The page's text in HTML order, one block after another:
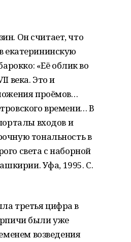
Он считает, что
екатерининскую
«Её облик во
века. Это и
проёмов…
времени… В
входов и
тональность в
света с наборной
Уфа, 1995. С.
третья цифра в
были уже
возведения